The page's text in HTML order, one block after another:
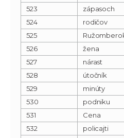
523
zápasoch
524
rodičov
525
526
žena
527
nárast
528
útočník
529
minúty
530
podniku
531
Cena
532
policajti